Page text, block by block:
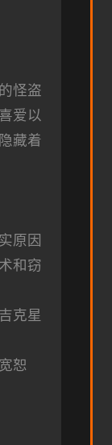
怪盗
爱以
藏着
原因
和窃
克星
恕